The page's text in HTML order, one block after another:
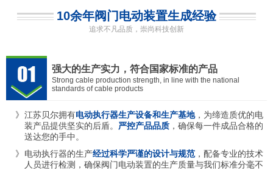
10余年阀门电动装置生成经验
追求不凡品质，崇尚科技创新
强大的生产实力，符合国家标准的产品
Strong cable production strength, in line with the national
standards of cable products
江苏贝尔拥有电动执行器生产设备和生产基地，为缔造质优的电
装产品提供坚实的后盾。 严控产品品质 ，确保每一件成品合格的
送达您的手中。
电动执行器的生产经过科学严谨的设计与规范 ，配备专业的技术
人员进行检测，确保阀门电动装置的生产质量与我们标准分毫不